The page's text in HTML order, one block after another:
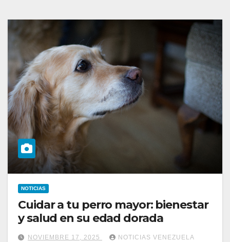
NOTICIAS
Cuidar a tu perro mayor: bienestar
y salud en su edad dorada
NOVIEMBRE 17, 2025 NOTICIAS VENEZUELA